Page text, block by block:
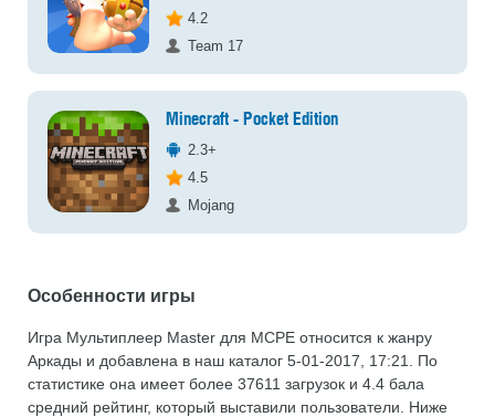
4.2
Team 17
Minecraft - Pocket Edition
2.3+
4.5
Mojang
Особенности игры
Игра Мультиплеер Master для MCPE относится к жанру
Аркады и добавлена в наш каталог 5-01-2017, 17:21. По
статистике она имеет более 37611 загрузок и 4.4 бала
средний рейтинг, который выставили пользователи. Ниже